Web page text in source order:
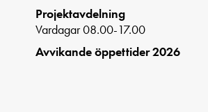
Projektavdelning
Vardagar 08.00-17.00
Avvikande öppettider 2026